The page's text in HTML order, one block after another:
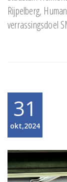
Rijpelberg,
verrassingsdoel
31
okt,2024